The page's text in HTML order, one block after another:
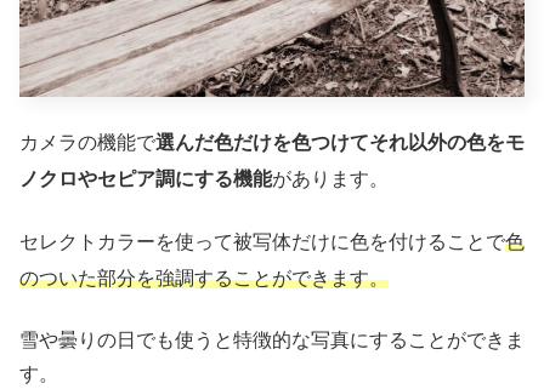
カメラの機能で選んだ色だけを色つけてそれ以外の色をモ
ノクロやセピア調にする機能があります。
セレクトカラーを使って被写体だけに色を付けることで色
のついた部分を強調することができます。
雪や曇りの日でも使うと特徴的な写真にすることができま
す。